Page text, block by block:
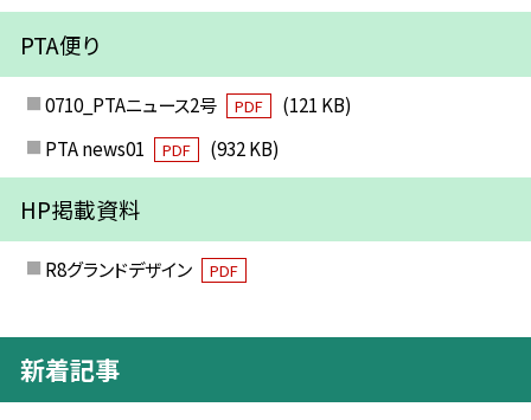
PTA便り
0710_PTAニュース2号 PDF
(121 KB)
PTA news01
PDF (932 KB)
HP掲載資料
R8グランドデザイン PDF
新着記事